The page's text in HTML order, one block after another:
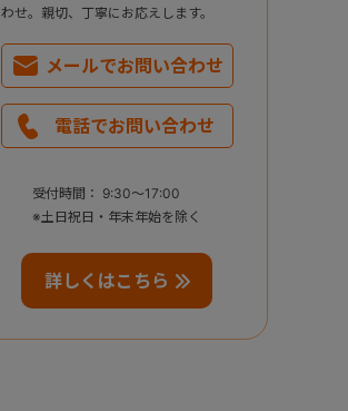
わせ。親切、丁寧にお応えします。
メールでお問い合わせ
電話でお問い合わせ
受付時間： 9:30～17:00
※土日祝日・年末年始を除く
詳しくはこちら